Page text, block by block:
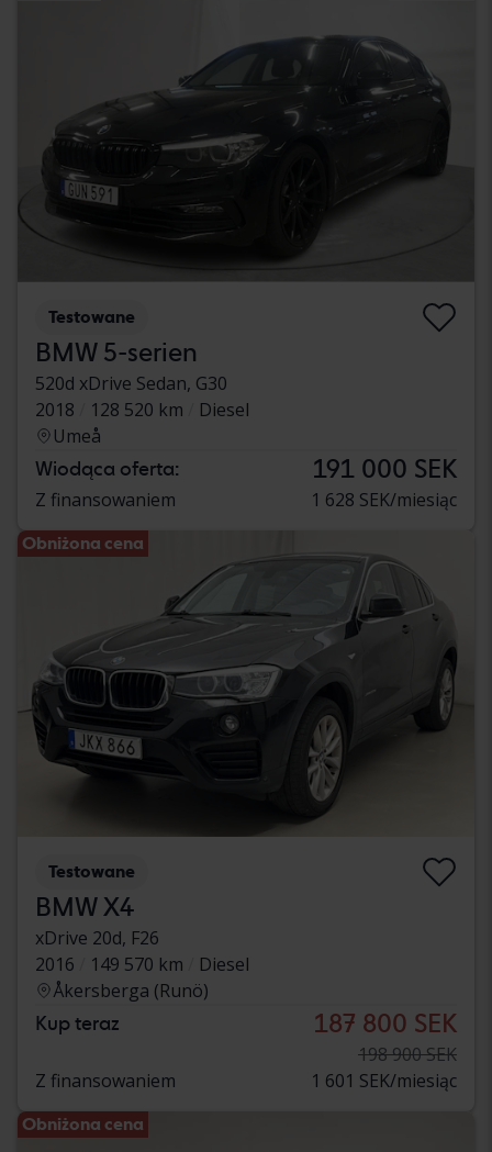
Testowane
BMW 5-serien
520d xDrive Sedan, G30
2018
128 520 km
Diesel
Umeå
Wiodąca oferta: 191 000 SEK
Z finansowaniem 1 628 SEK/miesiąc
Obniżona cena
Testowane
BMW X4
xDrive 20d, F26
2016
149 570 km
Diesel
Åkersberga (Runö)
Kup teraz 187 800 SEK
198 900 SEK
Z finansowaniem
1 601 SEK/miesiąc
Obniżona cena